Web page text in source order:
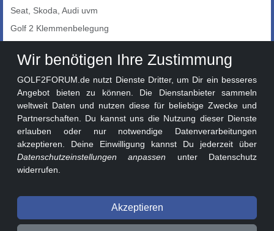
Seat, Skoda, Audi uvm
Golf 2 Klemmenbelegung
Auto-Showroom
Golf 2 Lackcodes
Sonderversionen
Sonstige Marken
© 2026 GOLF2FORUM - Volkswagen Golf II Forum seit 2010 ❤️
Wir benötigen Ihre Zustimmung
GOLF2FORUM.de nutzt Dienste Dritter, um Dir ein besseres
Angebot bieten zu können. Die Dienstanbieter sammeln
weltweit Daten und nutzen diese für beliebige Zwecke und
Partnerschaften. Du kannst uns die Nutzung dieser Dienste
erlauben oder nur notwendige Datenverarbeitungen
akzeptieren. Deine Einwilligung kannst Du jederzeit über
Datenschutzeinstellungen anpassen unter Datenschutz
widerrufen.
Akzeptieren